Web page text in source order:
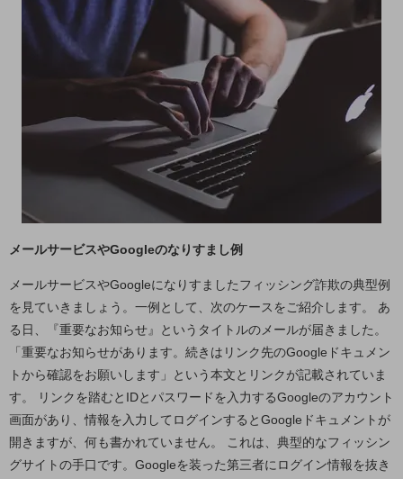
データ利活用
業務支援・マーケティング
課題・ニーズで探す
課題・ニーズで探すTOP
災害対策
地域共創・地方創生
セキュリティ対策
遠隔監視
メールサービスやGoogleのなりすまし例
メールサービスやGoogleになりすましたフィッシング詐欺の典型例
を見ていきましょう。一例として、次のケースをご紹介します。 あ
る日、『重要なお知らせ』というタイトルのメールが届きました。
「重要なお知らせがあります。続きはリンク先のGoogleドキュメン
トから確認をお願いします」という本文とリンクが記載されていま
す。 リンクを踏むとIDとパスワードを入力するGoogleのアカウント
画面があり、情報を入力してログインするとGoogleドキュメントが
開きますが、何も書かれていません。 これは、典型的なフィッシン
グサイトの手口です。Googleを装った第三者にログイン情報を抜き